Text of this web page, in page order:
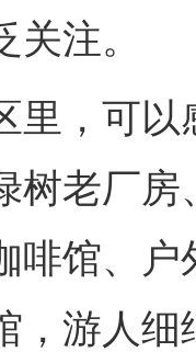
注。
，可以
树老厂
啡馆、
，游人